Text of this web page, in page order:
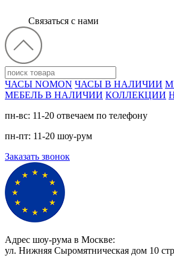
Связаться с нами
ЧАСЫ NOMON ЧАСЫ В НАЛИЧИИ
МЕБЕЛЬ В НАЛИЧИИ КОЛЛЕКЦИИ
пн-вс: 11-20 отвечаем по телефону
пн-пт: 11-20 шоу-рум
Заказать звонок
Адрес шоу-рума в Москве:
ул. Нижняя Сыромятническая дом 10